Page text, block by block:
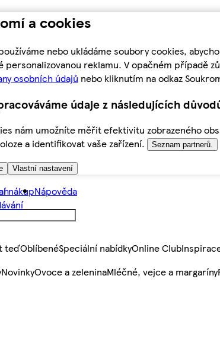
a cookies
nebo ukládáme soubory cookies,
personalizovanou reklamu. V opačném případě
osobních údajů nebo kliknutím na odkaz
údaje z následujících
nám umožníte měřit efektivitu zobrazeného
a identifikovat vaše zařízení.
Seznam partnerů.
Vlastní nastavení
nákupNápověda
teďOblíbenéSpeciální nabídkyOnline Club
NovinkyOvoce a zeleninaMléčné, vejce a margaríny